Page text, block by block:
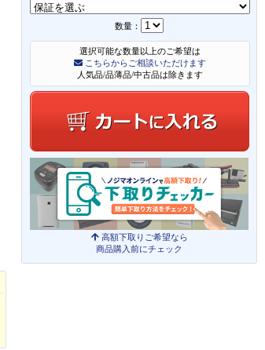
数量：
選択可能な数量以上のご希望は
こちらからご相談いただけます
人気品/品薄品/中古品は除きます
高額下取りご希望なら
商品購入前にチェック